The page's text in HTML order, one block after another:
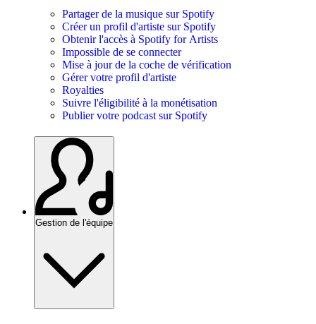
Partager de la musique sur Spotify
Créer un profil d'artiste sur Spotify
Obtenir l'accès à Spotify for Artists
Impossible de se connecter
Mise à jour de la coche de vérification
Gérer votre profil d'artiste
Royalties
Suivre l'éligibilité à la monétisation
Publier votre podcast sur Spotify
Gestion de l'équipe